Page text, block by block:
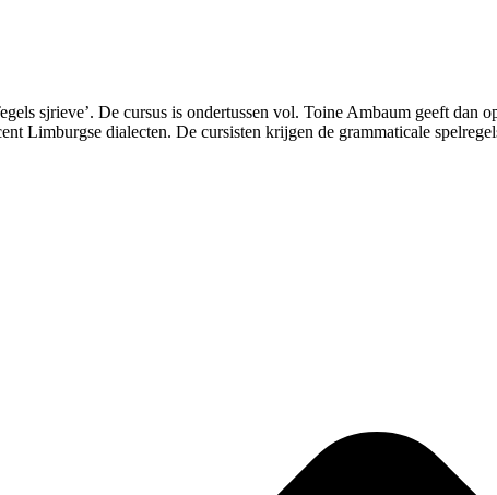
sjrieve’. De cursus is ondertussen vol. Toine Ambaum geeft
Limburgse dialecten. De cursisten krijgen de grammaticale